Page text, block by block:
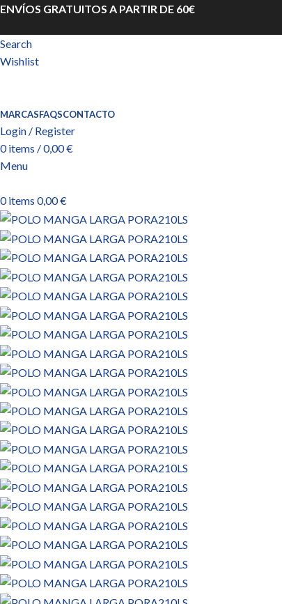
ENVÍOS GRATUITOS A PARTIR DE 60€
Search
Wishlist
MARCASFAQSCONTACTO
Login / Register
0items /0,00€
Menu
0items 0,00€